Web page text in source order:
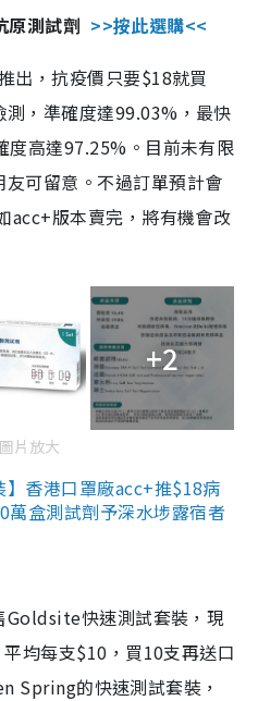
測試劑 >>按此選購<<
出，抗疫價只要$18就買
，準確度達99.03%，最快
度高達97.25%。目前未有限
可留意。不過訂單預計會
acc+版本賣完，將有機會改
+2
片放大
香港口罩廠acc+推$18病
盒測試劑予深水埗露宿者
Goldsite快速測試套裝，現
均每支$10，買10支再送口
Spring的快速測試套裝，